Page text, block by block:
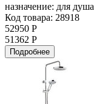
назначение: для душа
Код товара: 28918
52950 Р
51362 Р
Подробнее